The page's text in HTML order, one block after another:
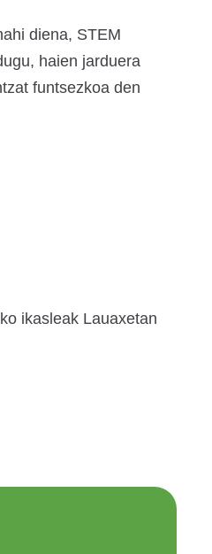
diena, STEM
haien jarduera
funtsezkoa den
ikasleak Lauaxetan